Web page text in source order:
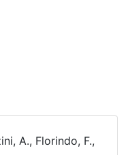
A., Florindo, F.,